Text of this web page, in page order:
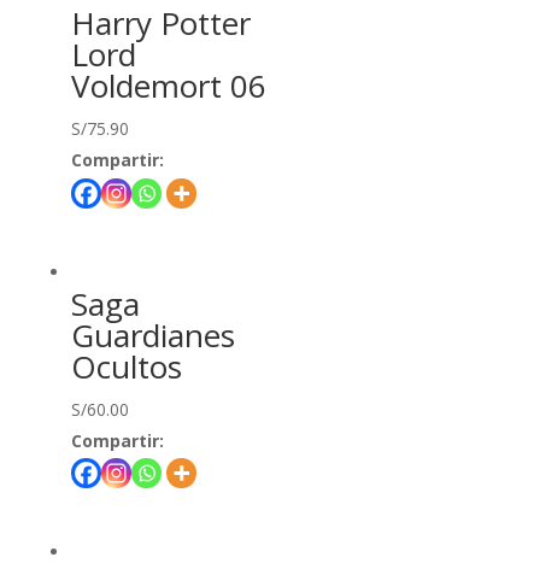
Harry Potter
Lord
Voldemort 06
S/75.90
Compartir:
Saga
Guardianes
Ocultos
S/60.00
Compartir: